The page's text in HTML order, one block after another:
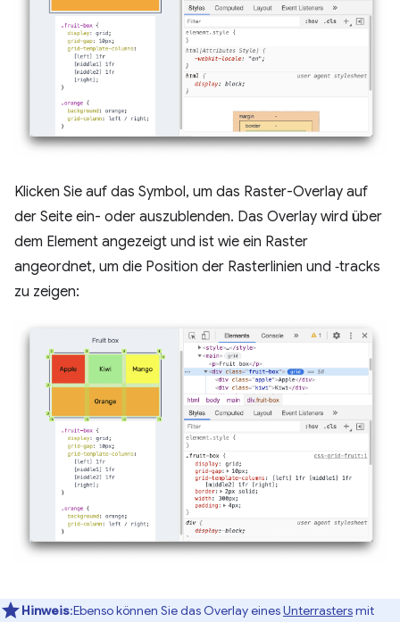
Klicken Sie auf das Symbol, um das Raster-Overlay auf
der Seite ein- oder auszublenden. Das Overlay wird über
dem Element angezeigt und ist wie ein Raster
angeordnet, um die Position der Rasterlinien und ‑tracks
zu zeigen:
Hinweis:Ebenso können Sie das Overlay einesUnterrastersmit